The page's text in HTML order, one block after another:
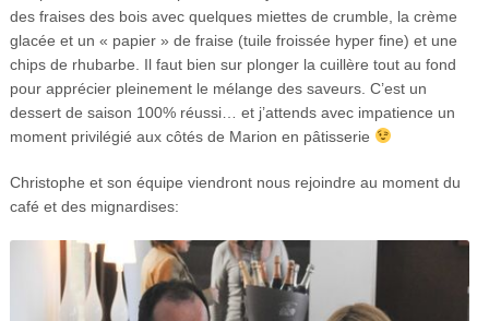
des fraises des bois avec quelques miettes de crumble, la crème
glacée et un « papier » de fraise (tuile froissée hyper fine) et une
chips de rhubarbe. Il faut bien sur plonger la cuillère tout au fond
pour apprécier pleinement le mélange des saveurs. C’est un
dessert de saison 100% réussi… et j’attends avec impatience un
moment privilégié aux côtés de Marion en pâtisserie
Christophe et son équipe viendront nous rejoindre au moment du
café et des mignardises: